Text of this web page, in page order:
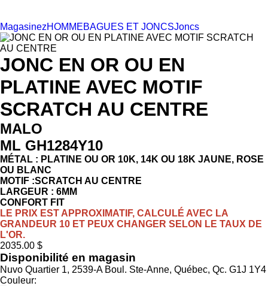
MagasinezHOMMEBAGUES ET JONCSJoncs
JONC EN OR OU EN
PLATINE AVEC MOTIF
SCRATCH AU CENTRE
MALO
ML GH1284Y10
MÉTAL : PLATINE OU OR 10K, 14K OU 18K JAUNE, ROSE
OU BLANC
MOTIF :SCRATCH AU CENTRE
LARGEUR : 6MM
CONFORT FIT
LE PRIX EST APPROXIMATIF, CALCULÉ AVEC LA
GRANDEUR 10 ET PEUX CHANGER SELON LE TAUX DE
L'OR.
2035.00 $
Disponibilité en magasin
Nuvo Quartier 1, 2539-A Boul. Ste-Anne, Québec, Qc. G1J 1Y4
Couleur: